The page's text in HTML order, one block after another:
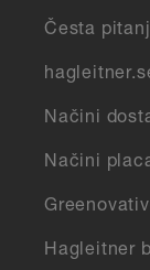
Česta
Načini
Načini
Hagleitner